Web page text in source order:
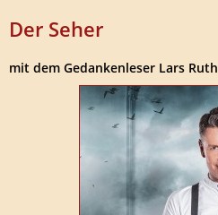
Der Seher
mit dem Gedankenleser Lars Ruth